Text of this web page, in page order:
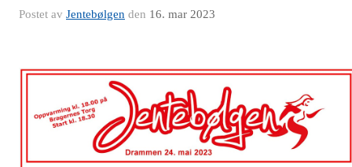
Postet av Jentebølgen den 16. mar 2023